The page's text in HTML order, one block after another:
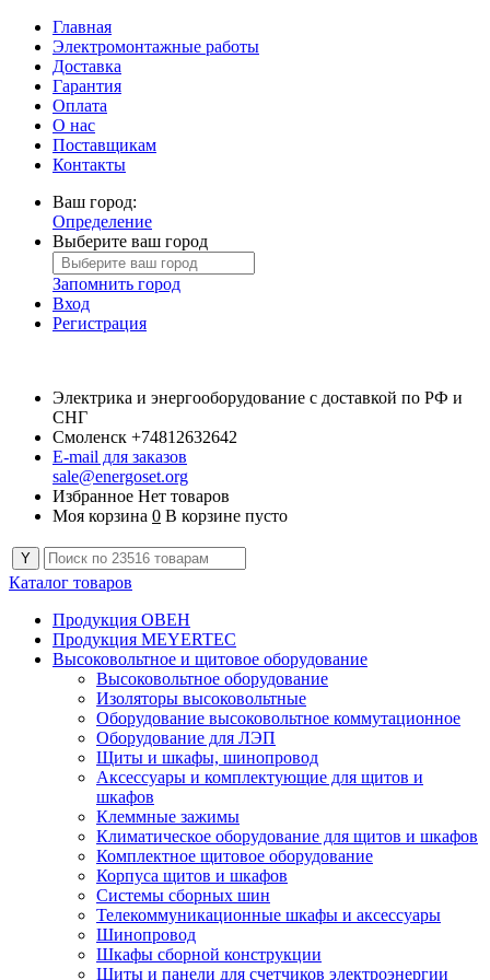
Главная
Электромонтажные работы
Доставка
Гарантия
Оплата
О нас
Поставщикам
Контакты
Ваш город:
Определение
Выберите ваш город
Запомнить город
Вход
Регистрация
Электрика и энергооборудование с доставкой по РФ и
СНГ
Смоленск +74812632642
E-mail для заказов
sale@energoset.org
Избранное Нет товаров
Моя корзина 0 В корзине пусто
Каталог товаров
Продукция ОВЕН
Продукция MEYERTEC
Высоковольтное и щитовое оборудование
Высоковольтное оборудование
Изоляторы высоковольтные
Оборудование высоковольтное коммутационное
Оборудование для ЛЭП
Щиты и шкафы, шинопровод
Аксессуары и комплектующие для щитов и
шкафов
Клеммные зажимы
Климатическое оборудование для щитов и шкафов
Комплектное щитовое оборудование
Корпуса щитов и шкафов
Системы сборных шин
Телекоммуникационные шкафы и аксессуары
Шинопровод
Шкафы сборной конструкции
Щиты и панели для счетчиков электроэнергии